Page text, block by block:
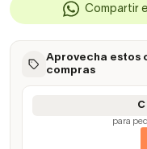
Compartir
Aprovecha estos
compras
para